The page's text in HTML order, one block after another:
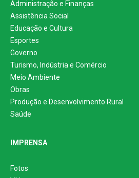
Administração e Finanças
Assistência Social
Educação e Cultura
Esportes
Governo
Turismo, Indústria e Comércio
Meio Ambiente
Obras
Produção e Desenvolvimento Rural
Saúde
IMPRENSA
Fotos